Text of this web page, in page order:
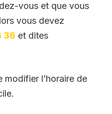
vous et que vous
vous devez
36 et dites
modifier l’horaire de